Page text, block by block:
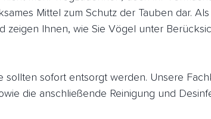
Mittel zum Schutz der Tauben dar.
zeigen Ihnen, wie Sie Vögel unter
sollten sofort entsorgt werden. Unsere
die anschließende Reinigung und